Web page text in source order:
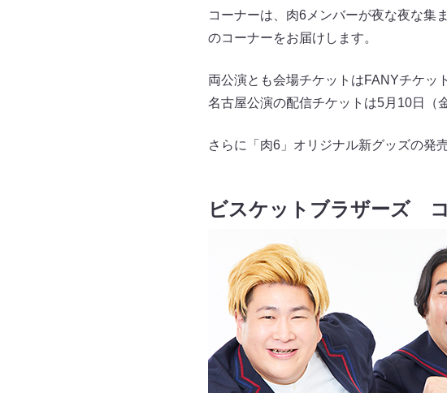
コーナーは、肉6メンバーが夜な夜な集
のコーナーをお届けします。
両公演とも会場チケットはFANYチケッ
名古屋公演の配信チケットは5月10日（
さらに「肉6」オリジナル新グッズの発
ビスケットブラザーズ